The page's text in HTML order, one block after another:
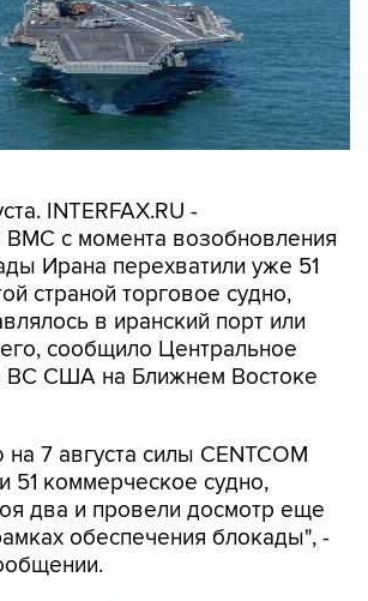
INTERFAX.RU -
Ирана перехватили уже 51
страной торговое судно,
в иранский порт или
сообщило Центральное
ВС США на Ближнем Востоке
7 августа силы CENTCOM
два и провели досмотр еще
обеспечения блокады", -
возобновили